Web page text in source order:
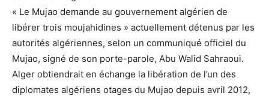
« Le Mujao demande au gouvernement algérien de
libérer trois moujahidines » actuellement détenus par les
autorités algériennes, selon un communiqué officiel du
Mujao, signé de son porte-parole, Abu Walid Sahraoui.
Alger obtiendrait en échange la libération de l’un des
diplomates algériens otages du Mujao depuis avril 2012,